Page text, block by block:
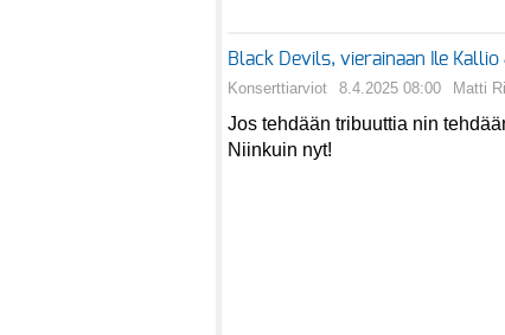
Black Devils, vierainaan Ile
Konserttiarviot 8.4.2025 08:00 Matti
Jos tehdään tribuuttia nin
Niinkuin nyt!